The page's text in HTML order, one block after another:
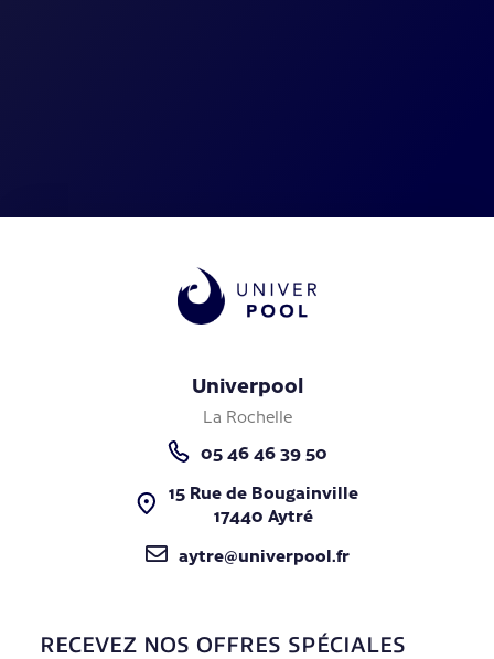
Univerpool
La Rochelle
05 46 46 39 50
15 Rue de Bougainville
17440 Aytré
aytre@univerpool.fr
RECEVEZ NOS OFFRES SPÉCIALES